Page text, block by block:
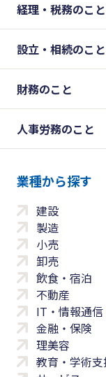
経理・税務のこと
設立・相続のこと
財務のこと
人事労務のこと
業種から探す
建設
製造
小売
卸売
飲食・宿泊
不動産
IT・情報通信
金融・保険
理美容
教育・学術